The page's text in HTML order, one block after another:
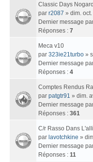
Classic Days
par r2087 » dim.
Dernier message
Réponses : 7
Meca v10
par 323ie21turbo »
Dernier message
Réponses : 4
Comptes Rendus
par patgtr91 » dim.
Dernier message
Réponses : 361
C/r Rasso Dans
par lavotchkine »
Dernier message
Réponses : 11